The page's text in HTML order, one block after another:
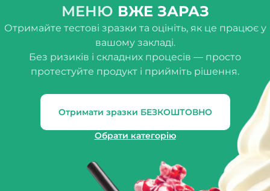
МЕНЮ ВЖЕ ЗАРАЗ
Отримайте тестові зразки та оцініть, як це працює у
вашому закладі.
Без ризиків і складних процесів — просто
протестуйте продукт і прийміть рішення.
Отримати зразки БЕЗКОШТОВНО
Обрати категорію